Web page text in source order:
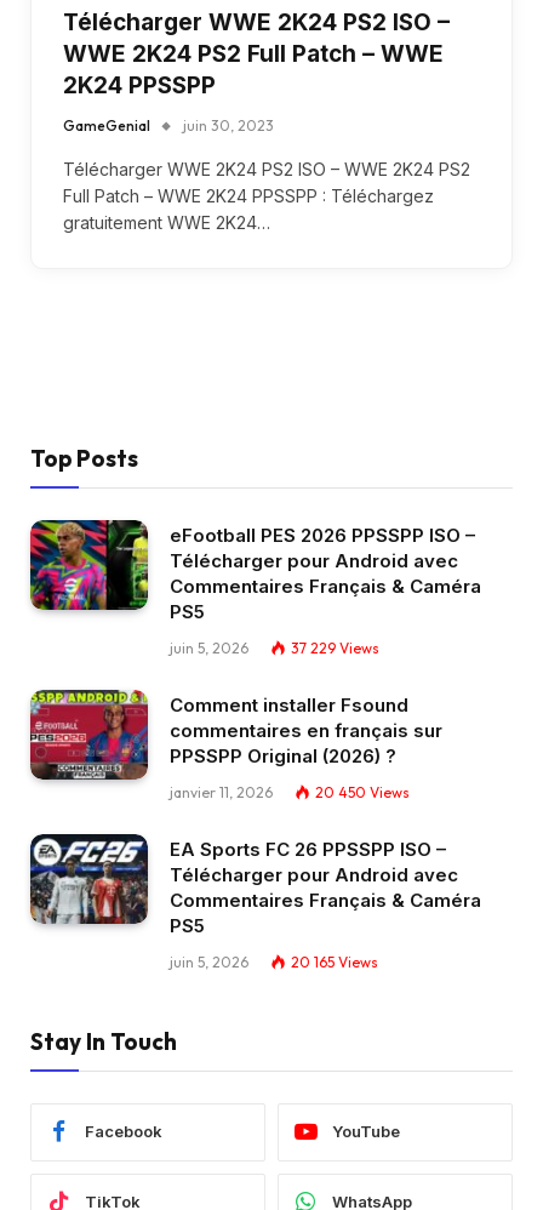
Télécharger WWE 2K24 PS2 ISO –
WWE 2K24 PS2 Full Patch – WWE
2K24 PPSSPP
GameGenial juin 30, 2023
Télécharger WWE 2K24 PS2 ISO – WWE 2K24 PS2
Full Patch – WWE 2K24 PPSSPP : Téléchargez
gratuitement WWE 2K24…
Top Posts
eFootball PES 2026 PPSSPP ISO –
Télécharger pour Android avec
Commentaires Français & Caméra
PS5
juin 5, 2026 37 229 Views
Comment installer Fsound
commentaires en français sur
PPSSPP Original (2026) ?
janvier 11, 2026 20 450 Views
EA Sports FC 26 PPSSPP ISO –
Télécharger pour Android avec
Commentaires Français & Caméra
PS5
juin 5, 2026 20 165 Views
Stay In Touch
Facebook YouTube
TikTok WhatsApp